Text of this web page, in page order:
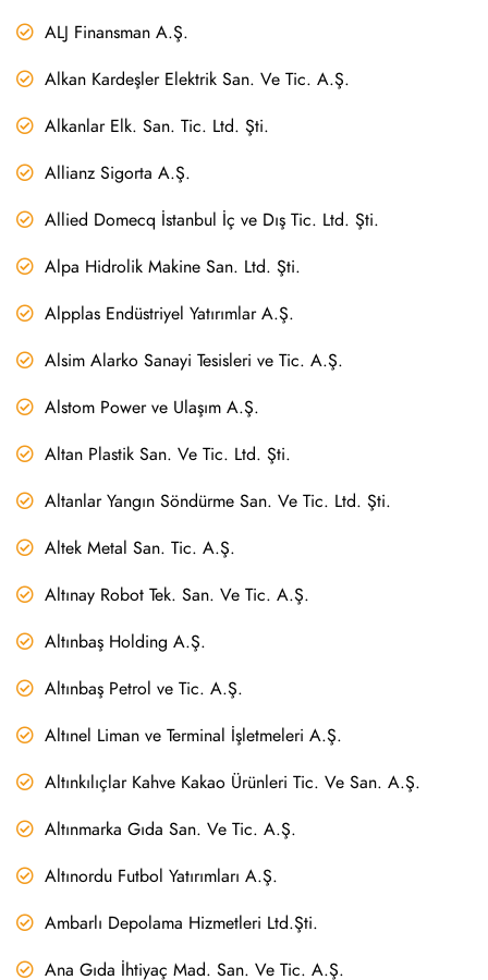
ALJ Finansman A.Ş.
Alkan Kardeşler Elektrik San. Ve Tic. A.Ş.
Alkanlar Elk. San. Tic. Ltd. Şti.
Allianz Sigorta A.Ş.
Allied Domecq İstanbul İç ve Dış Tic. Ltd. Şti.
Alpa Hidrolik Makine San. Ltd. Şti.
Alpplas Endüstriyel Yatırımlar A.Ş.
Alsim Alarko Sanayi Tesisleri ve Tic. A.Ş.
Alstom Power ve Ulaşım A.Ş.
Altan Plastik San. Ve Tic. Ltd. Şti.
Altanlar Yangın Söndürme San. Ve Tic. Ltd. Şti.
Altek Metal San. Tic. A.Ş.
Altınay Robot Tek. San. Ve Tic. A.Ş.
Altınbaş Holding A.Ş.
Altınbaş Petrol ve Tic. A.Ş.
Altınel Liman ve Terminal İşletmeleri A.Ş.
Altınkılıçlar Kahve Kakao Ürünleri Tic. Ve San. A.Ş.
Altınmarka Gıda San. Ve Tic. A.Ş.
Altınordu Futbol Yatırımları A.Ş.
Ambarlı Depolama Hizmetleri Ltd.Şti.
Ana Gıda İhtiyaç Mad. San. Ve Tic. A.Ş.